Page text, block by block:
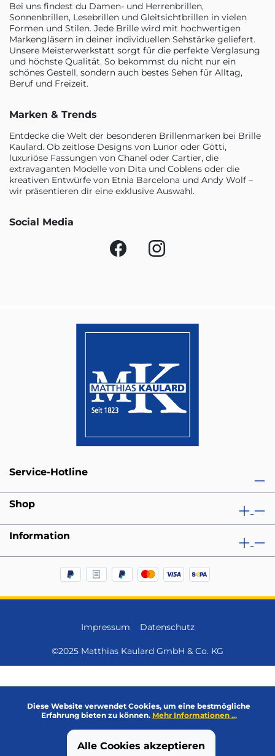
Bei uns findest du Damen- und Herrenbrillen,
Sonnenbrillen, Lesebrillen und Gleitsichtbrillen in vielen
Formen und Stilen. Jede Brille wird mit hochwertigen
Markengläsern in deiner individuellen Sehstärke geliefert.
Unsere Meisterwerkstatt sorgt für die perfekte Verglasung
und höchste Qualität. So bekommst du nicht nur ein
schönes Gestell, sondern auch bestes Sehen für Alltag,
Beruf und Freizeit.
Marken & Trends
Entdecke die Welt der besonderen Brillenmarken bei Brille
Kaulard. Ob zeitlose Designs von Lunor oder Götti,
luxuriöse Fassungen von Chanel oder Cartier, die
extravaganten Modelle von Dita und Coblens oder die
kreativen Entwürfe von Etnia Barcelona und Andy Wolf –
wir präsentieren dir eine exklusive Auswahl.
Social Media
Service-Hotline
Shop
Information
Impressum Datenschutz
©2025 Matthias Kaulard GmbH & Co. KG
Diese Website verwendet Cookies, um eine bestmögliche
Erfahrung bieten zu können. Mehr Informationen ...
Alle Cookies akzeptieren